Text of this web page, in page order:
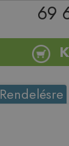
69
Rendelésre